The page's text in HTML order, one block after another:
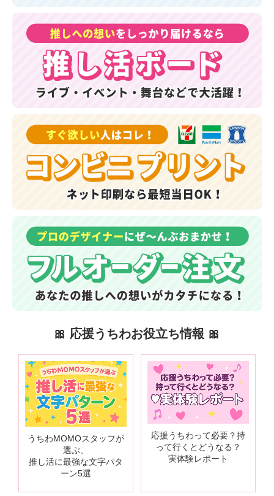
🎀 応援うちわお役立ち情報 🎀
うちわMOMOスタッフが
選ぶ、
推し活に最強な文字パタ
ーン5選
応援うちわって必要？持
って行くとどうなる？
実体験レポート